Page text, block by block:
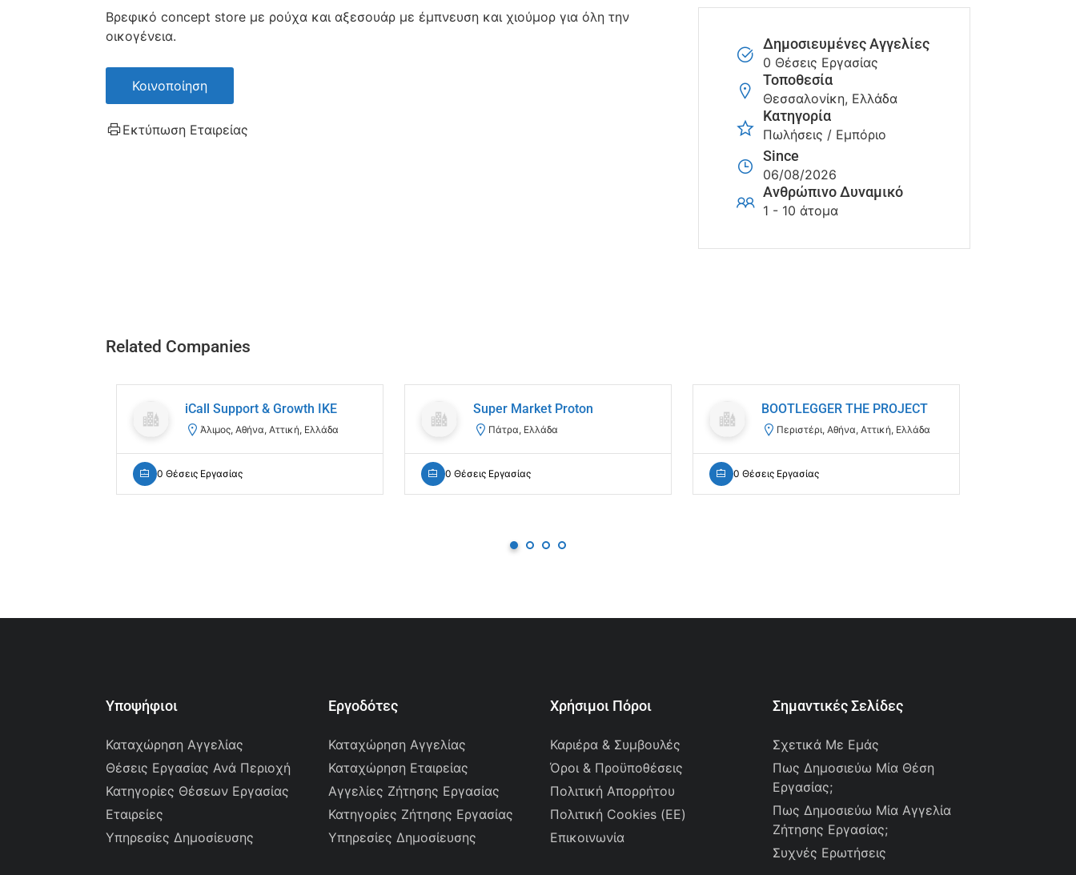
Βρεφικό concept store με ρούχα και αξεσουάρ με έμπνευση και χιούμορ για όλη την
οικογένεια.
Κοινοποίηση
Εκτύπωση Εταιρείας
Δημοσιευμένες Αγγελίες
0 Θέσεις Εργασίας
Τοποθεσία
Θεσσαλονίκη, Ελλάδα
Κατηγορία
Πωλήσεις / Εμπόριο
Since
06/08/2026
Ανθρώπινο Δυναμικό
1 - 10 άτομα
Related Companies
iCall Support & Growth IKE
Άλιμος, Αθήνα, Αττική, Ελλάδα
0 Θέσεις Εργασίας
Super Market Proton
Πάτρα, Ελλάδα
0 Θέσεις Εργασίας
BOOTLEGGER THE PROJECT
Περιστέρι, Αθήνα, Αττική, Ελλάδα
0 Θέσεις Εργασίας
Υποψήφιοι
Καταχώρηση Αγγελίας
Θέσεις Εργασίας Ανά Περιοχή
Κατηγορίες Θέσεων Εργασίας
Εταιρείες
Υπηρεσίες Δημοσίευσης
Εργοδότες
Καταχώρηση Αγγελίας
Καταχώρηση Εταιρείας
Αγγελίες Ζήτησης Εργασίας
Κατηγορίες Ζήτησης Εργασίας
Υπηρεσίες Δημοσίευσης
Χρήσιμοι Πόροι
Καριέρα & Συμβουλές
Όροι & Προϋποθέσεις
Πολιτική Απορρήτου
Πολιτική Cookies (ΕΕ)
Επικοινωνία
Σημαντικές Σελίδες
Σχετικά Με Εμάς
Πως Δημοσιεύω Μία Θέση
Εργασίας;
Πως Δημοσιεύω Μία Αγγελία
Ζήτησης Εργασίας;
Συχνές Ερωτήσεις